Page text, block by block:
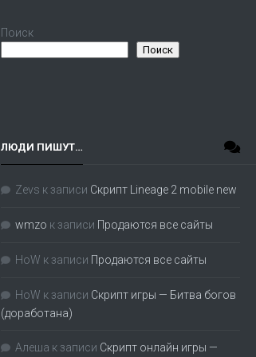
Поиск
Поиск
ЛЮДИ ПИШУТ…
Zevs к записи Скрипт Lineage 2 mobile new
wmzo к записи Продаются все сайты
HoW к записи Продаются все сайты
HoW к записи Скрипт игры — Битва богов
(доработана)
Алеша к записи Скрипт онлайн игры —